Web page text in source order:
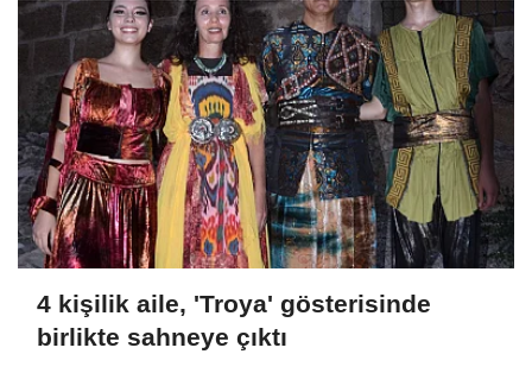
4 kişilik aile, 'Troya' gösterisinde
birlikte sahneye çıktı